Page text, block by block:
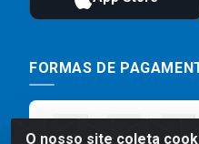
O nosso site coleta
FORMAS DE